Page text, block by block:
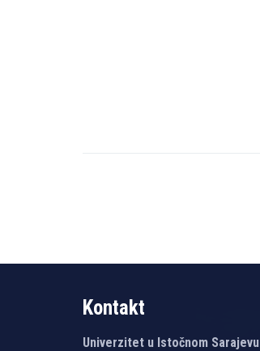
Kontakt
Univerzitet u Istočnom Sarajevu